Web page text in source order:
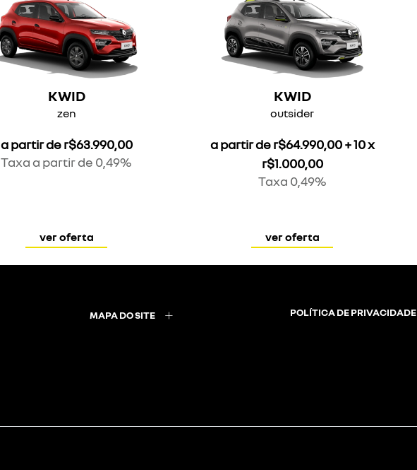
KWID
zen
a partir de r$63.990,00
Taxa a partir de 0,49%
ver oferta
KWID
outsider
a partir de r$64.990,00 + 10 x
r$1.000,00
Taxa 0,49%
ver oferta
MAPA DO SITE POLÍTICA DE PRIVACIDADE